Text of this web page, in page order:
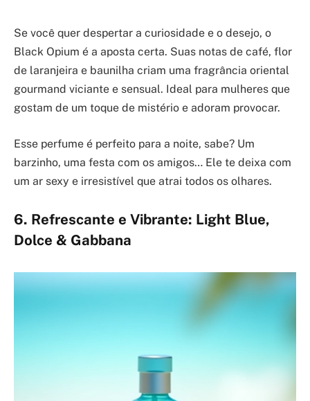
Se você quer despertar a curiosidade e o desejo, o
Black Opium é a aposta certa. Suas notas de café, flor
de laranjeira e baunilha criam uma fragrância oriental
gourmand viciante e sensual. Ideal para mulheres que
gostam de um toque de mistério e adoram provocar.
Esse perfume é perfeito para a noite, sabe? Um
barzinho, uma festa com os amigos… Ele te deixa com
um ar sexy e irresistível que atrai todos os olhares.
6. Refrescante e Vibrante: Light Blue,
Dolce & Gabbana